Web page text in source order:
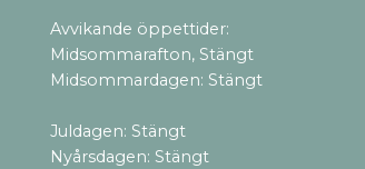
Avvikande öppettider:
Midsommarafton, Stängt
Midsommardagen: Stängt
Juldagen: Stängt
Nyårsdagen: Stängt